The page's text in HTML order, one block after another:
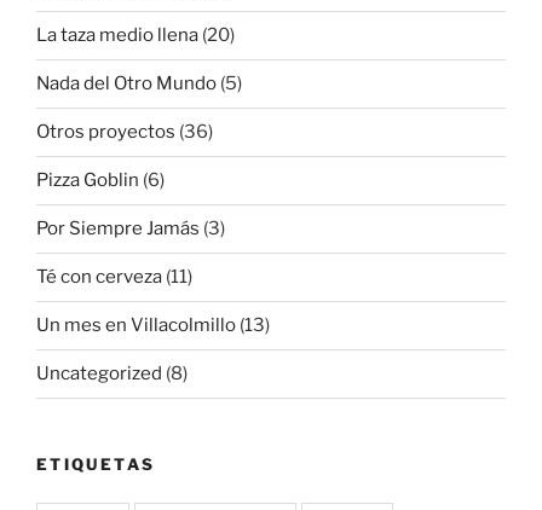
La taza medio llena (20)
Nada del Otro Mundo (5)
Otros proyectos (36)
Pizza Goblin (6)
Por Siempre Jamás (3)
Té con cerveza (11)
Un mes en Villacolmillo (13)
Uncategorized (8)
ETIQUETAS